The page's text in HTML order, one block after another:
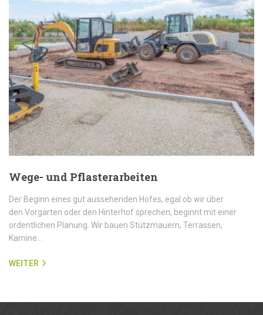
Wege- und Pflasterarbeiten
Der Beginn eines gut aussehenden Hofes, egal ob wir über
den Vorgarten oder den Hinterhof sprechen, beginnt mit einer
ordentlichen Planung. Wir bauen Stützmauern, Terrassen,
Kamine…
WEITER